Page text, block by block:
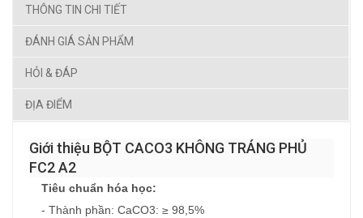
THÔNG TIN CHI TIẾT
ĐÁNH GIÁ SẢN PHẨM
HỎI & ĐÁP
ĐỊA ĐIỂM
Giới thiệu BỘT CACO3 KHÔNG TRÁNG PHỦ
FC2 A2
Tiêu chuẩn hóa học:
- Thành phần: CaCO3: ≥ 98,5%